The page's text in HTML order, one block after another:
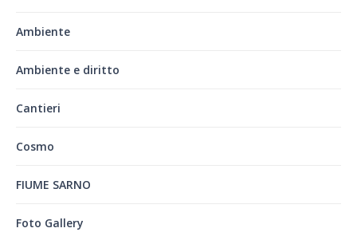
Ambiente
Ambiente e diritto
Cantieri
Cosmo
FIUME SARNO
Foto Gallery